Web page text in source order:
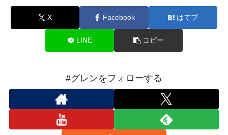
X Facebook はてブ
LINE コピー
#グレンをフォローする